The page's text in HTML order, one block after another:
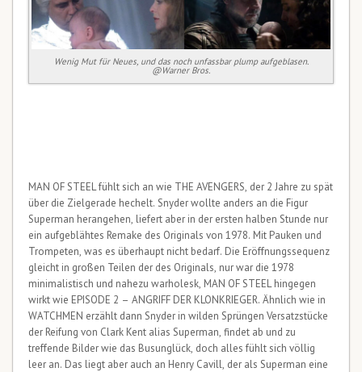
Wenig Mut für Neues, und das noch unfassbar plump aufgeblasen.
@Warner Bros.
MAN OF STEEL fühlt sich an wie THE AVENGERS, der 2 Jahre zu spät
über die Zielgerade hechelt. Snyder wollte anders an die Figur
Superman herangehen, liefert aber in der ersten halben Stunde nur
ein aufgeblähtes Remake des Originals von 1978. Mit Pauken und
Trompeten, was es überhaupt nicht bedarf. Die Eröffnungssequenz
gleicht in großen Teilen der des Originals, nur war die 1978
minimalistisch und nahezu warholesk, MAN OF STEEL hingegen
wirkt wie EPISODE 2 – ANGRIFF DER KLONKRIEGER. Ähnlich wie in
WATCHMEN erzählt dann Snyder in wilden Sprüngen Versatzstücke
der Reifung von Clark Kent alias Superman, findet ab und zu
treffende Bilder wie das Busunglück, doch alles fühlt sich völlig
leer an. Das liegt aber auch an Henry Cavill, der als Superman eine